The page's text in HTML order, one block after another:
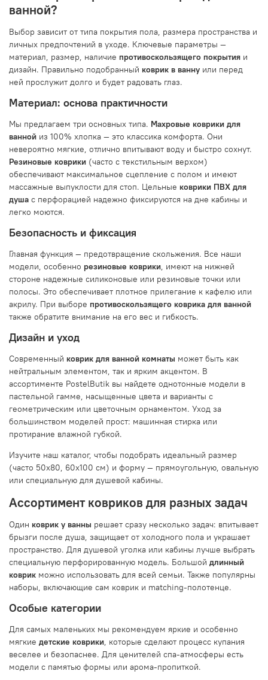
ванной?
Выбор зависит от типа покрытия пола, размера пространства и
личных предпочтений в уходе. Ключевые параметры —
материал, размер, наличие противоскользящего покрытия и
дизайн. Правильно подобранный коврик в ванну или перед
ней прослужит долго и будет радовать глаз.
Материал: основа практичности
Мы предлагаем три основных типа. Махровые коврики для
ванной из 100% хлопка — это классика комфорта. Они
невероятно мягкие, отлично впитывают воду и быстро сохнут.
Резиновые коврики (часто с текстильным верхом)
обеспечивают максимальное сцепление с полом и имеют
массажные выпуклости для стоп. Цельные коврики ПВХ для
душа с перфорацией надежно фиксируются на дне кабины и
легко моются.
Безопасность и фиксация
Главная функция — предотвращение скольжения. Все наши
модели, особенно резиновые коврики , имеют на нижней
стороне надежные силиконовые или резиновые точки или
полосы. Это обеспечивает плотное прилегание к кафелю или
акрилу. При выборе противоскользящего коврика для ванной
также обратите внимание на его вес и гибкость.
Дизайн и уход
Современный коврик для ванной комнаты может быть как
нейтральным элементом, так и ярким акцентом. В
ассортименте PostelButik вы найдете однотонные модели в
пастельной гамме, насыщенные цвета и варианты с
геометрическим или цветочным орнаментом. Уход за
большинством моделей прост: машинная стирка или
протирание влажной губкой.
Изучите наш каталог, чтобы подобрать идеальный размер
(часто 50x80, 60x100 см) и форму — прямоугольную, овальную
или специальную для душевой кабины.
Ассортимент ковриков для разных задач
Один коврик у ванны решает сразу несколько задач: впитывает
брызги после душа, защищает от холодного пола и украшает
пространство. Для душевой уголка или кабины лучше выбрать
специальную перфорированную модель. Большой длинный
коврик можно использовать для всей семьи. Также популярны
наборы, включающие сам коврик и matching-полотенце.
Особые категории
Для самых маленьких мы рекомендуем яркие и особенно
мягкие детские коврики , которые сделают процесс купания
веселее и безопаснее. Для ценителей спа-атмосферы есть
модели с памятью формы или арома-пропиткой.